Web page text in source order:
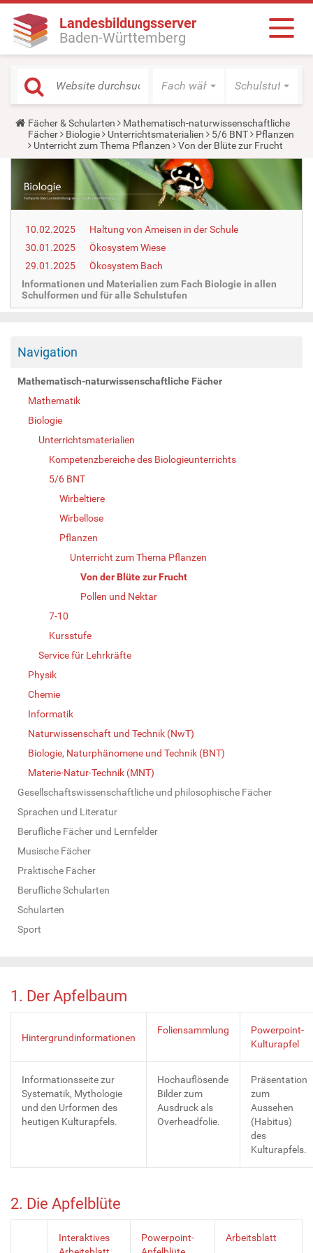
Landesbildungsserver
Baden-Württemberg
Fach wählen Schulstufe
Y
o
u
a
h
e
r
:
Fächer & Schularten
Mathematisch-naturwissenschaftliche
Fächer
Biologie Unterrichtsmaterialien 5/6 BNT
Pflanzen
Unterricht zum Thema Pflanzen
Von der Blüte zur Frucht
10.02.2025
Haltung von Ameisen in der Schule
30.01.2025
Ökosystem Wiese
29.01.2025
Ökosystem Bach
Informationen und Materialien zum Fach Biologie in allen
Schulformen und für alle Schulstufen
Navigation
Mathematisch-naturwissenschaftliche Fächer
Mathematik
Biologie
Unterrichtsmaterialien
Kompetenzbereiche des Biologieunterrichts
5/6 BNT
Wirbeltiere
Wirbellose
Pflanzen
Unterricht zum Thema Pflanzen
Von der Blüte zur Frucht
Pollen und Nektar
7-10
Kursstufe
Service für Lehrkräfte
Physik
Chemie
Informatik
Naturwissenschaft und Technik (NwT)
Biologie, Naturphänomene und Technik (BNT)
Materie-Natur-Technik (MNT)
Gesellschaftswissenschaftliche und philosophische Fächer
Sprachen und Literatur
Berufliche Fächer und Lernfelder
Musische Fächer
Praktische Fächer
Berufliche Schularten
Schularten
Sport
1. Der Apfelbaum
Hintergrundinformationen
Foliensammlung
Powerpoint-
Kulturapfel
Informationsseite zur
Systematik, Mythologie
und den Urformen des
heutigen Kulturapfels.
Hochauflösende
Bilder zum
Ausdruck als
Overheadfolie.
Präsentation
zum
Aussehen
(Habitus)
des
Kulturapfels.
2. Die Apfelblüte
Interaktives
Powerpoint-
Arbeitsblatt